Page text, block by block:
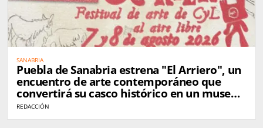
SANABRIA
Puebla de Sanabria estrena "El Arriero", un
encuentro de arte contemporáneo que
convertirá su casco histórico en un museo
al aire libre
REDACCIÓN